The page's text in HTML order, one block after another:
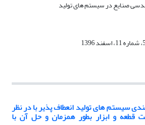
سیستم های تولید انعطاف پذیر با در نظر
و ابزار بطور همزمان و حل آن با